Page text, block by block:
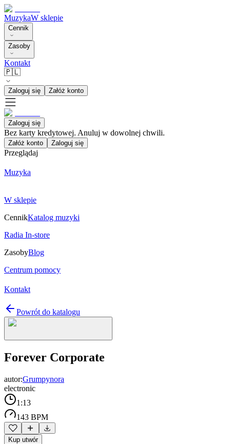
MuzykaW sklepie
Cennik
Zasoby
Kontakt
🇵🇱
Zaloguj się Załóż konto
Zaloguj się
Bez karty kredytowej. Anuluj w dowolnej chwili.
Załóż konto Zaloguj się
Przeglądaj
Muzyka
W sklepie
CennikKatalog muzyki
Radia In-store
ZasobyBlog
Centrum pomocy
Kontakt
Powrót do katalogu
Forever Corporate
autor:Grumpynora
electronic
1:13
143 BPM
Kup utwór